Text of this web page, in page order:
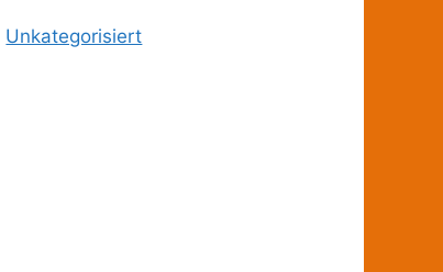
Unkategorisiert